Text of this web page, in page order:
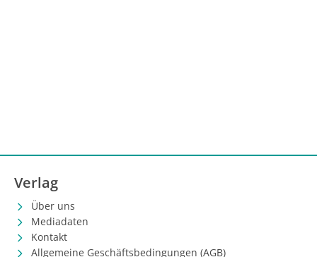
Verlag
Über uns
Mediadaten
Kontakt
Allgemeine Geschäftsbedingungen (AGB)